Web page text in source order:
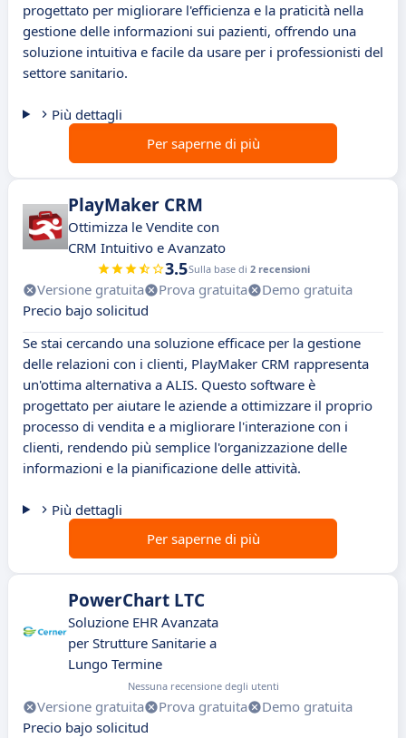
progettato per migliorare l'efficienza e la praticità nella
gestione delle informazioni sui pazienti, offrendo una
soluzione intuitiva e facile da usare per i professionisti del
settore sanitario.
Più dettagli
Per saperne di più
PlayMaker CRM
Ottimizza le Vendite con
CRM Intuitivo e Avanzato
3.5Sulla base di 2 recensioni
Versione gratuita Prova gratuita
Demo gratuita
Precio bajo solicitud
Se stai cercando una soluzione efficace per la gestione
delle relazioni con i clienti, PlayMaker CRM rappresenta
un'ottima alternativa a ALIS. Questo software è
progettato per aiutare le aziende a ottimizzare il proprio
processo di vendita e a migliorare l'interazione con i
clienti, rendendo più semplice l'organizzazione delle
informazioni e la pianificazione delle attività.
Più dettagli
Per saperne di più
PowerChart LTC
Soluzione EHR Avanzata
per Strutture Sanitarie a
Lungo Termine
Nessuna recensione degli utenti
Versione gratuita Prova gratuita
Demo gratuita
Precio bajo solicitud